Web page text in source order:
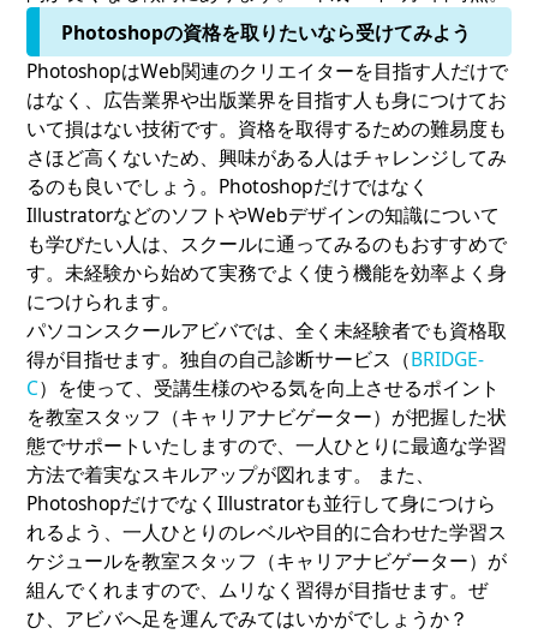
Photoshopの資格を取りたいなら受けてみよう
PhotoshopはWeb関連のクリエイターを目指す人だけで
はなく、広告業界や出版業界を目指す人も身につけてお
いて損はない技術です。資格を取得するための難易度も
さほど高くないため、興味がある人はチャレンジしてみ
るのも良いでしょう。Photoshopだけではなく
IllustratorなどのソフトやWebデザインの知識について
も学びたい人は、スクールに通ってみるのもおすすめで
す。未経験から始めて実務でよく使う機能を効率よく身
につけられます。
パソコンスクールアビバでは、全く未経験者でも資格取
得が目指せます。独自の自己診断サービス（BRIDGE-
C）を使って、受講生様のやる気を向上させるポイント
を教室スタッフ（キャリアナビゲーター）が把握した状
態でサポートいたしますので、一人ひとりに最適な学習
方法で着実なスキルアップが図れます。 また、
PhotoshopだけでなくIllustratorも並行して身につけら
れるよう、一人ひとりのレベルや目的に合わせた学習ス
ケジュールを教室スタッフ（キャリアナビゲーター）が
組んでくれますので、ムリなく習得が目指せます。ぜ
ひ、アビバへ足を運んでみてはいかがでしょうか？